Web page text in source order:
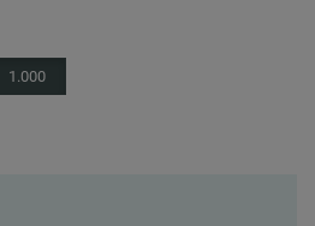
1.000